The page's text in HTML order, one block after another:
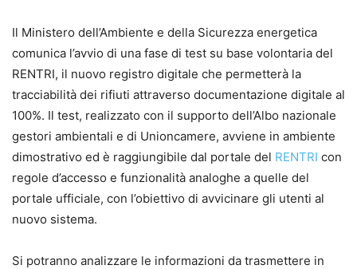
Il Ministero dell’Ambiente e della Sicurezza energetica
comunica l’avvio di una fase di test su base volontaria del
RENTRI, il nuovo registro digitale che permetterà la
tracciabilità dei rifiuti attraverso documentazione digitale al
100%. Il test, realizzato con il supporto dell’Albo nazionale
gestori ambientali e di Unioncamere, avviene in ambiente
dimostrativo ed è raggiungibile dal portale del RENTRI con
regole d’accesso e funzionalità analoghe a quelle del
portale ufficiale, con l’obiettivo di avvicinare gli utenti al
nuovo sistema.
Si potranno analizzare le informazioni da trasmettere in